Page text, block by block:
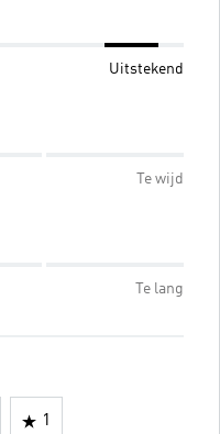
Uitstekend
Te wijd
Te lang
1